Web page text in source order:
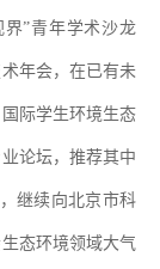
界”青年学术沙龙
年会，在已有未
际学生环境生态
论坛，推荐其中
继续向北京市科
态环境领域大气